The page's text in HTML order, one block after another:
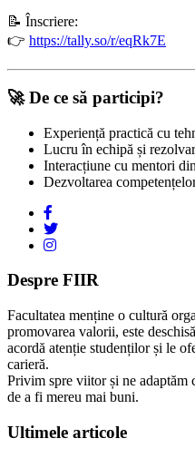
📝 Înscriere:
👉 https://tally.so/r/eqRk7E
🚀 De ce să participi?
Experiență practică cu
Lucru în echipă și
Interacțiune cu mentori
Dezvoltarea
Despre FIIR
Facultatea menține o cultură
promovarea valorii, este
acordă atenție studenților și le
carieră.
Privim spre viitor și ne adaptăm
de a fi mereu mai buni.
Ultimele articole